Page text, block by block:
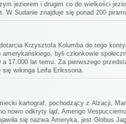
jeziorem i drugim co do wielkości
W Sudanie znajduje się ponad 200
Krzysztofa Kolumba do tego
byli członkowie
17.000 lat temu. Za pierwszego
się wikinga Leifa Erikssona.
kartograf, pochodzący z Alzacji,
nowo odkryty ląd, Amerigo
się nazwa Ameryka, jest Globus